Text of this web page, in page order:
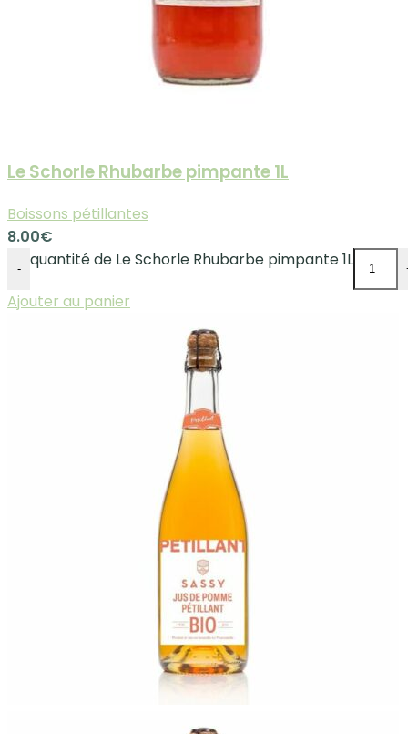
Le Schorle Rhubarbe pimpante 1L
Boissons pétillantes
8.00€
- quantité de Le Schorle Rhubarbe pimpante 1L
Ajouter au panier